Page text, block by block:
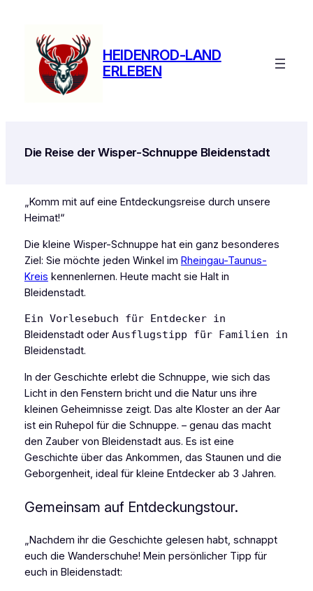
springen
HEIDENROD-LAND
ERLEBEN
Die Reise der Wisper-Schnuppe Bleidenstadt
„Komm mit auf eine Entdeckungsreise durch unsere
Heimat!“
Die kleine Wisper-Schnuppe hat ein ganz besonderes
Ziel: Sie möchte jeden Winkel im Rheingau-Taunus-
Kreis kennenlernen. Heute macht sie Halt in
Bleidenstadt.
Ein Vorlesebuch für Entdecker in
Bleidenstadt oder Ausflugstipp für Familien in
Bleidenstadt.
In der Geschichte erlebt die Schnuppe, wie sich das
Licht in den Fenstern bricht und die Natur uns ihre
kleinen Geheimnisse zeigt. Das alte Kloster an der Aar
ist ein Ruhepol für die Schnuppe. – genau das macht
den Zauber von Bleidenstadt aus. Es ist eine
Geschichte über das Ankommen, das Staunen und die
Geborgenheit, ideal für kleine Entdecker ab 3 Jahren.
Gemeinsam auf Entdeckungstour.
„Nachdem ihr die Geschichte gelesen habt, schnappt
euch die Wanderschuhe! Mein persönlicher Tipp für
euch in Bleidenstadt: